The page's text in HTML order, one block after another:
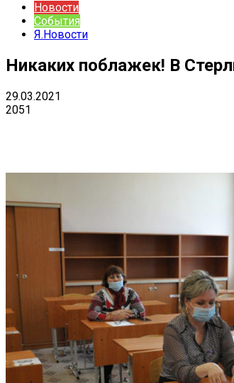
Новости
События
Я.Новости
Никаких поблажек! В
29.03.2021
2051